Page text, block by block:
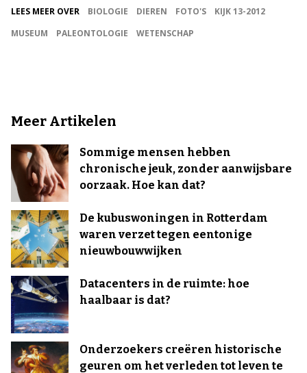
LEES MEER OVER BIOLOGIE DIEREN FOTO'S
KIJK 13-2012
MUSEUM
PALEONTOLOGIE WETENSCHAP
Meer Artikelen
Sommige mensen hebben
chronische jeuk, zonder aanwijsbare
oorzaak. Hoe kan dat?
De kubuswoningen in Rotterdam
waren verzet tegen eentonige
nieuwbouwwijken
Datacenters in de ruimte: hoe
haalbaar is dat?
Onderzoekers creëren historische
geuren om het verleden tot leven te